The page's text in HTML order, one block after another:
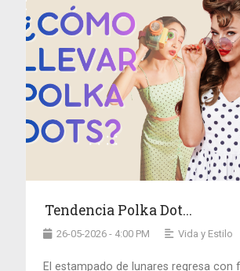
Tendencia Polka Dot...
26-05-2026 - 4:00 PM Vida y Estilo
El estampado de lunares regresa con